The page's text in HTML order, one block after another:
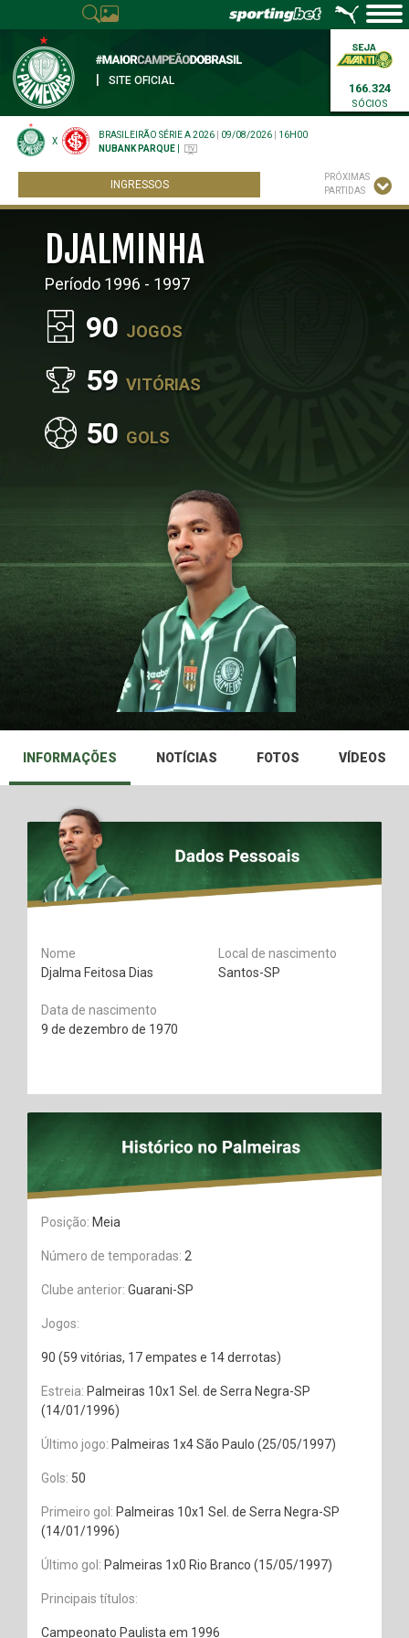
SITE OFICIAL
166.324
SÓCIOS
X
BRASILEIRÃO SÉRIE A 2026 09/08/2026
16H00
NUBANK PARQUE
INGRESSOS
PRÓXIMAS
PARTIDAS
DJALMINHA
Período 1996 - 1997
90 JOGOS
59VITÓRIAS
50 GOLS
INFORMAÇÕES NOTÍCIAS FOTOS VÍDEOS
Nome
Djalma Feitosa Dias
Data de nascimento
9 de dezembro de 1970
Local de nascimento
Santos-SP
Posição: Meia
Número de temporadas: 2
Clube anterior: Guarani-SP
Jogos:
90 (59 vitórias, 17 empates e 14 derrotas)
Estreia: Palmeiras 10x1 Sel. de Serra Negra-SP
(14/01/1996)
Último jogo: Palmeiras 1x4 São Paulo (25/05/1997)
Gols: 50
Primeiro gol: Palmeiras 10x1 Sel. de Serra Negra-SP
(14/01/1996)
Último gol: Palmeiras 1x0 Rio Branco (15/05/1997)
Principais títulos:
Campeonato Paulista em 1996